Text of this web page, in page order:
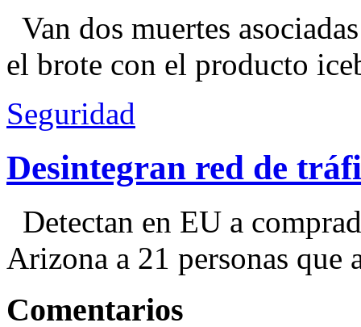
Van dos muertes
el brote con el producto
Seguridad
Desintegran red de
Detectan en EU a
Arizona a 21 personas que
Comentarios